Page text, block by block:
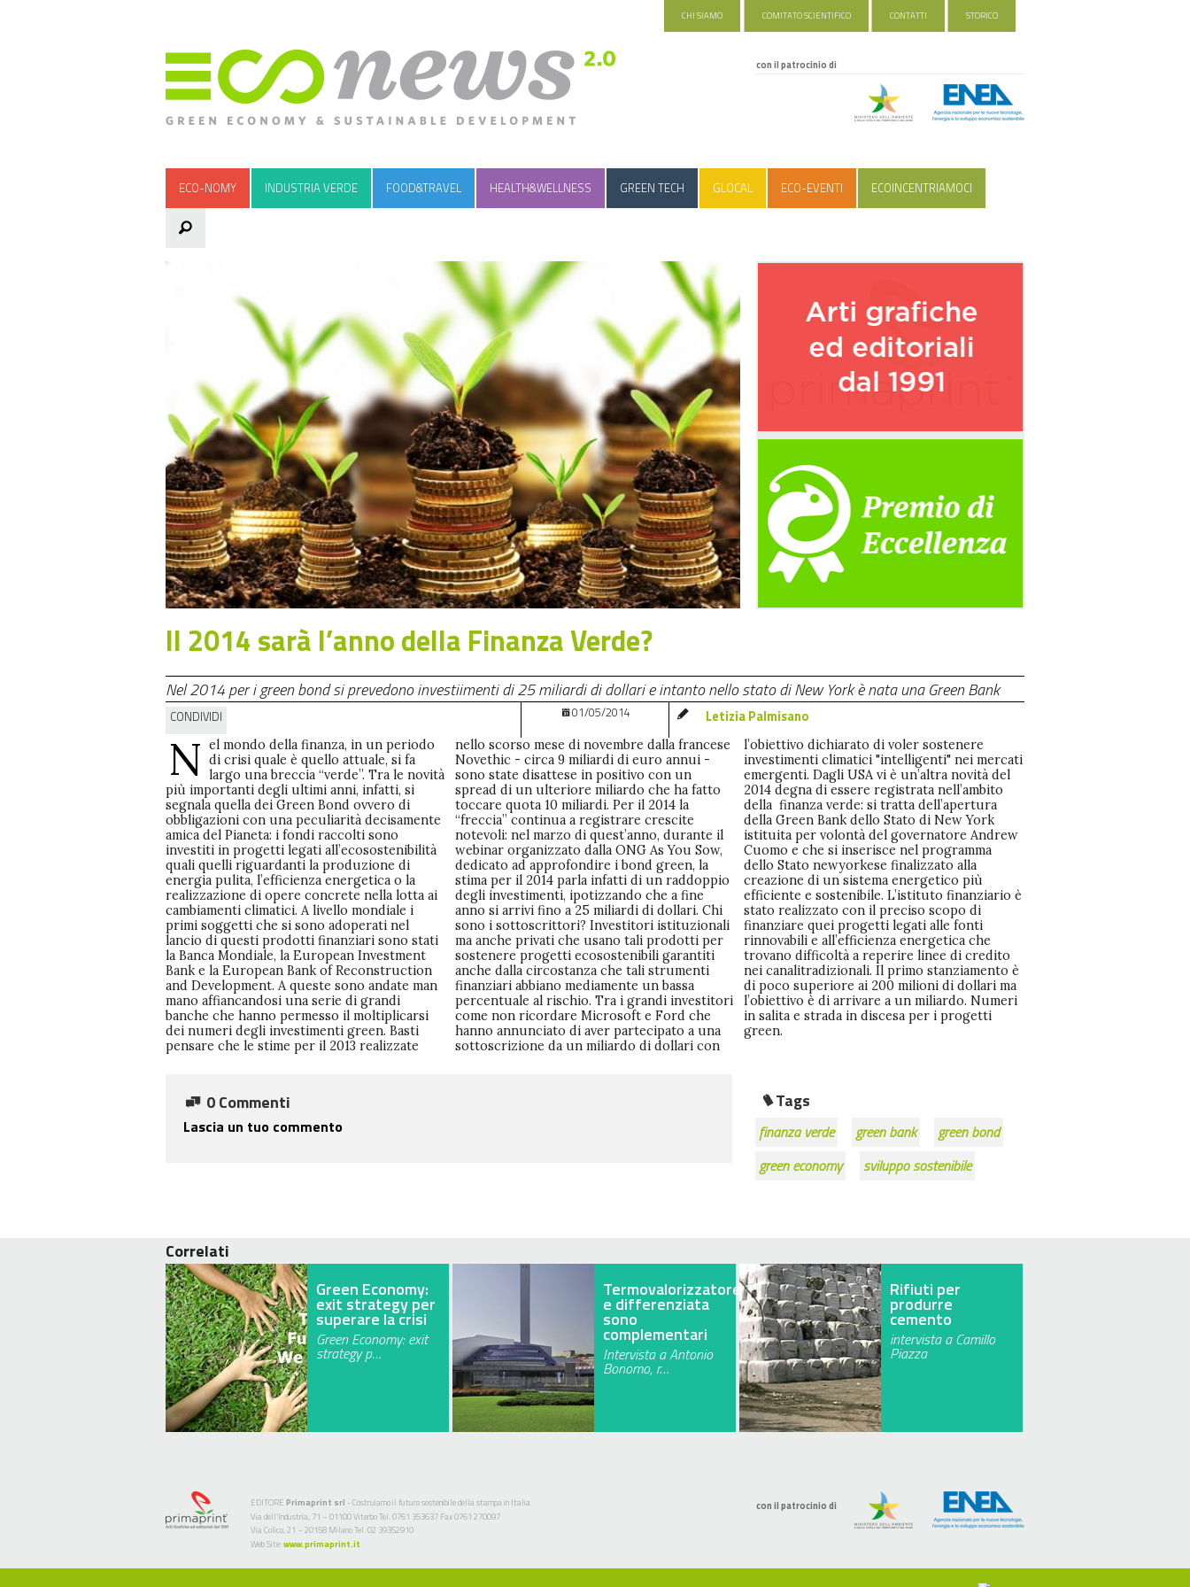
CHI SIAMO COMITATO SCIENTIFICO CONTATTI STORICO
con il patrocinio di
ECO-NOMY INDUSTRIA VERDE FOOD&TRAVEL HEALTH&WELLNESS GREEN TECH GLOCAL ECO-EVENTI ECOINCENTRIAMOCI
Il 2014 sarà l’anno della Finanza Verde?
Nel 2014 per i green bond si prevedono investiimenti di 25 miliardi di dollari e intanto nello stato di New York è nata una Green Bank
CONDIVIDI 01/05/2014 Letizia Palmisano
N el mondo della finanza, in un periodo
di crisi quale è quello attuale, si fa
largo una breccia “verde”. Tra le novità
più importanti degli ultimi anni, infatti, si
segnala quella dei Green Bond ovvero di
obbligazioni con una peculiarità decisamente
amica del Pianeta: i fondi raccolti sono
investiti in progetti legati all’ecosostenibilità
quali quelli riguardanti la produzione di
energia pulita, l’efficienza energetica o la
realizzazione di opere concrete nella lotta ai
cambiamenti climatici. A livello mondiale i
primi soggetti che si sono adoperati nel
lancio di questi prodotti finanziari sono stati
la Banca Mondiale, la European Investment
Bank e la European Bank of Reconstruction
and Development. A queste sono andate man
mano affiancandosi una serie di grandi
banche che hanno permesso il moltiplicarsi
dei numeri degli investimenti green. Basti
pensare che le stime per il 2013 realizzate
nello scorso mese di novembre dalla francese
Novethic - circa 9 miliardi di euro annui -
sono state disattese in positivo con un
spread di un ulteriore miliardo che ha fatto
toccare quota 10 miliardi. Per il 2014 la
“freccia” continua a registrare crescite
notevoli: nel marzo di quest’anno, durante il
webinar organizzato dalla ONG As You Sow,
dedicato ad approfondire i bond green, la
stima per il 2014 parla infatti di un raddoppio
degli investimenti, ipotizzando che a fine
anno si arrivi fino a 25 miliardi di dollari. Chi
sono i sottoscrittori? Investitori istituzionali
ma anche privati che usano tali prodotti per
sostenere progetti ecosostenibili garantiti
anche dalla circostanza che tali strumenti
finanziari abbiano mediamente un bassa
percentuale al rischio. Tra i grandi investitori
come non ricordare Microsoft e Ford che
hanno annunciato di aver partecipato a una
sottoscrizione da un miliardo di dollari con
l’obiettivo dichiarato di voler sostenere
investimenti climatici "intelligenti" nei mercati
emergenti. Dagli USA vi è un’altra novità del
2014 degna di essere registrata nell’ambito
della finanza verde: si tratta dell’apertura
della Green Bank dello Stato di New York
istituita per volontà del governatore Andrew
Cuomo e che si inserisce nel programma
dello Stato newyorkese finalizzato alla
creazione di un sistema energetico più
efficiente e sostenibile. L’istituto finanziario è
stato realizzato con il preciso scopo di
finanziare quei progetti legati alle fonti
rinnovabili e all’efficienza energetica che
trovano difficoltà a reperire linee di credito
nei canalitradizionali. Il primo stanziamento è
di poco superiore ai 200 milioni di dollari ma
l’obiettivo è di arrivare a un miliardo. Numeri
in salita e strada in discesa per i progetti
green.
0 Commenti
Lascia un tuo commento
Tags
finanza verde green bank
green bond
green economy
sviluppo sostenibile
Correlati
Green Economy:
exit strategy per
superare la crisi
Green Economy: exit
strategy p…
Termovalorizzatore
e differenziata
sono
complementari
Intervista a Antonio
Bonomo, r…
Rifiuti per
produrre
cemento
intervista a Camillo
Piazza
EDITORE Primaprint srl - Costruiamo il futuro sostenibile della stampa in Italia
Via dell’Industria, 71 – 01100 Viterbo Tel. 0761 353637 Fax 0761 270097
Via Colico, 21 – 20158 Milano Tel. 02 39352910
Web Site: www.primaprint.it
con il patrocinio di